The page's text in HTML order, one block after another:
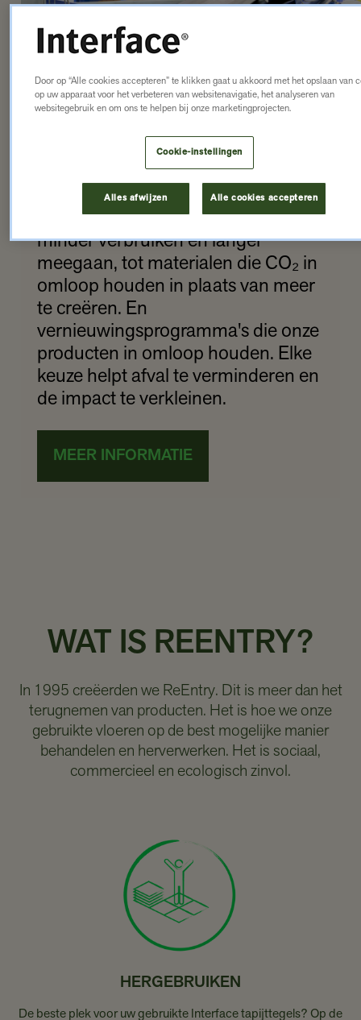
GOED DESIGN
BLIJFT
BESTAAN
Van slimmere ontwerpen die
minder verbruiken en langer
meegaan, tot materialen die CO₂ in
omloop houden in plaats van meer
te creëren. En
vernieuwingsprogramma's die onze
producten in omloop houden. Elke
keuze helpt afval te verminderen en
de impact te verkleinen.
MEER INFORMATIE
WAT IS REENTRY?
In 1995 creëerden we ReEntry. Dit is meer dan het
terugnemen van producten. Het is hoe we onze
gebruikte vloeren op de best mogelijke manier
behandelen en herverwerken. Het is sociaal,
commercieel en ecologisch zinvol.
HERGEBRUIKEN
De beste plek voor uw gebruikte Interface tapijttegels? Op de
Door op “Alle cookies accepteren” te klikken gaat u akkoord met het opslaan van
op uw apparaat voor het verbeteren van websitenavigatie, het analyseren van
websitegebruik en om ons te helpen bij onze marketingprojecten.
Cookie-instellingen
Alles afwijzen Alle cookies accepteren